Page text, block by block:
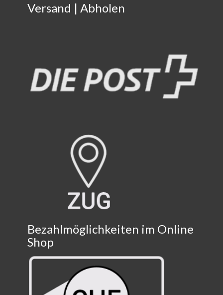
Versand | Abholen
Bezahlmöglichkeiten im Online
Shop